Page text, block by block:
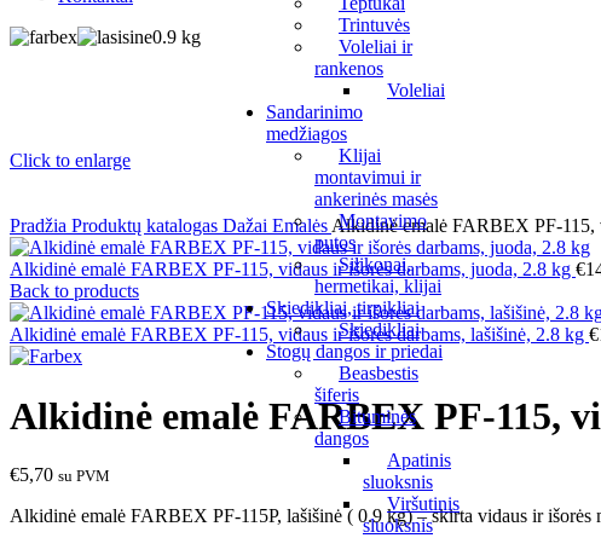
Trintuvės
Voleliai ir
rankenos
Voleliai
Sandarinimo
medžiagos
Klijai
montavimui ir
ankerinės masės
Montavimo
putos
Silikonai,
hermetikai, klijai
Skiedikliai, tirpikliai
Skiedikliai
Stogų dangos ir priedai
Beasbestis
šiferis
Bituminės
dangos
Apatinis
sluoksnis
Viršutinis
sluoksnis
0.9 kg
Click to enlarge
Pradžia Produktų katalogas Dažai Emalės Alkidinė emalė FARBEX PF-115,
Alkidinė emalė FARBEX PF-115, vidaus ir išorės darbams, juoda, 2.8 kg €
Back to products
Alkidinė emalė FARBEX PF-115, vidaus ir išorės darbams, lašišinė, 2.8 kg €
Alkidinė emalė FARBEX PF-115,
€5,70 su PVM
Alkidinė emalė FARBEX PF-115P, lašišinė ( 0.9 kg) – skirta vidaus ir